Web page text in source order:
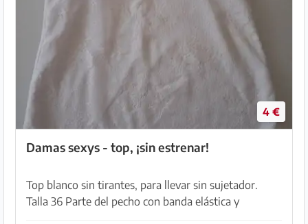
4 €
Damas sexys - top, ¡sin estrenar!
Top blanco sin tirantes, para llevar sin sujetador.
Talla 36 Parte del pecho con banda elástica y